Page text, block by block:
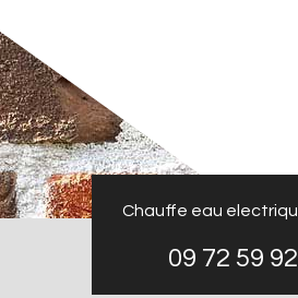
Chauffe eau
09 72 59